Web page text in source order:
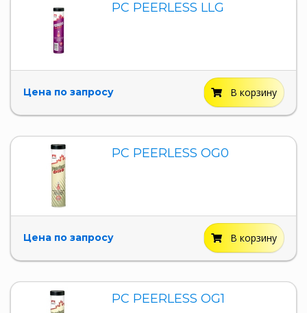
PC PEERLESS LLG
Цена по запросу В корзину
PC PEERLESS OG0
Цена по запросу В корзину
PC PEERLESS OG1